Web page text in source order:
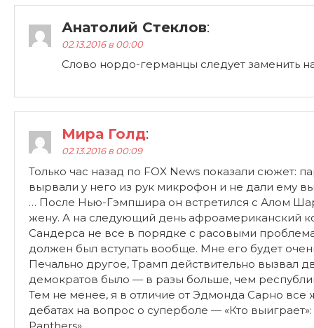
Анатолий Стеклов:
02.13.2016 в 00:00
Слово нордо-германцы следует заменить
Мира Голд:
02.13.2016 в 00:09
Только час назад по FOX News показали
вырвали у него из рук микрофон и не дали ему
… После Нью-Гэмпшира он встретился с Алом
жену. А на следующий день афроамериканский
Сандерса не все в порядке с расовыми
должен был вступать вообще. Мне его будет
Печально другое, Трамп действительно вызвал
демократов было — в разы больше, чем
Тем не менее, я в отличие от Эдмонда Сарно
дебатах на вопрос о суперболе — «Кто